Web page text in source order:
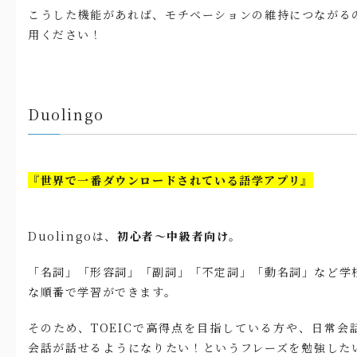
こうした機能があれば、モチベーションの維持につながる
用ください！
Duolingo
『世界で一番ダウンロードされている語学アプリ』
Duolingoは、 初心者〜中級者向け。
「名詞」「形容詞」「副詞」「不定詞」「動名詞」など
な順番で学習ができます。
そのため、TOEICで高得点を目指している方や、日常会
会話が話せるようになりたい！というフレーズを勉強した